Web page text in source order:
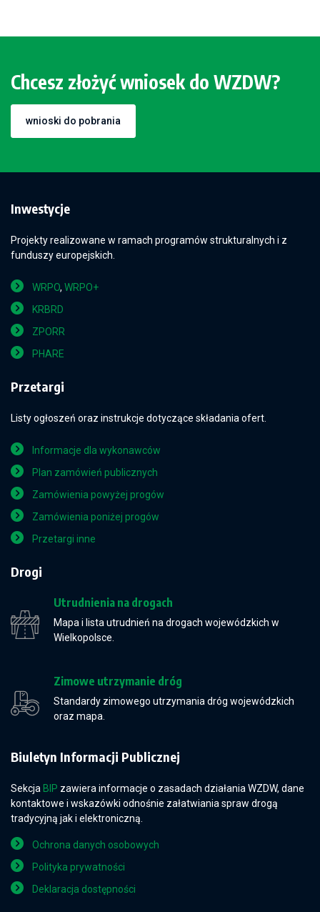
Chcesz złożyć wniosek do WZDW?
wnioski do pobrania
Inwestycje
Projekty realizowane w ramach programów strukturalnych i z
funduszy europejskich.
WRPO, WRPO+
KRBRD
ZPORR
PHARE
Przetargi
Listy ogłoszeń oraz instrukcje dotyczące składania ofert.
Informacje dla wykonawców
Plan zamówień publicznych
Zamówienia powyżej progów
Zamówienia poniżej progów
Przetargi inne
Drogi
Utrudnienia na drogach
Mapa i lista utrudnień na drogach wojewódzkich w
Wielkopolsce.
Zimowe utrzymanie dróg
Standardy zimowego utrzymania dróg wojewódzkich
oraz mapa.
Biuletyn Informacji Publicznej
Sekcja BIP zawiera informacje o zasadach działania WZDW, dane
kontaktowe i wskazówki odnośnie załatwiania spraw drogą
tradycyjną jak i elektroniczną.
Ochrona danych osobowych
Polityka prywatności
Deklaracja dostępności